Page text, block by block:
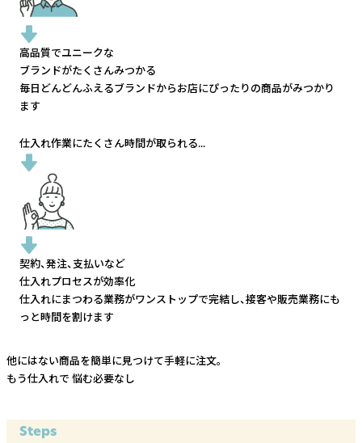
高品質でユニークな
ブランドがたくさんみつかる
毎日どんどんふえるブランドからお店にぴったりの商品がみつかり
ます
仕入れ作業にたくさん時間が取られる...
契約、発注、支払いなど
仕入れプロセスが効率化
仕入れにまつわる業務がワンストップで完結し、接客や販売業務にも
っと時間を割けます
他にはない商品を簡単に見つけて手軽に注文。
もう仕入れで 悩む必要なし
Steps